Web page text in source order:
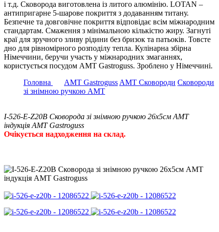
і т.д. Сковорода виготовлена із литого алюмінію. LOTAN –
антипригарне 5-шарове покриття з додаванням титану.
Безпечне та довговічне покриття відповідає всім міжнародним
стандартам. Смаження з мінімальною кількістю жиру. Загнуті
краї для зручного зливу рідини без бризок та патьоків. Товсте
дно для рівномірного розподілу тепла. Кулінарна збірна
Німеччини, беручи участь у міжнародних змаганнях,
користується посудом АМТ Gastroguss. Зроблено у Німеччині.
Головна
AMT Gastroguss AMT Сковороди Сковороди
зі знімною ручкою АМТ
I-526-E-Z20B Сковорода зі знімною ручкою 26х5см AMT
індукція AMT Gastroguss
Очікується надходження на склад.